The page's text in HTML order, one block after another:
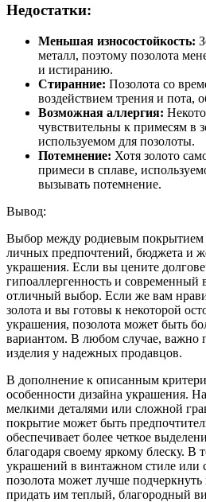
Недостатки:
Меньшая износостойкость:
металл, поэтому позолота
и истиранию.
Стиранние: Позолота со
воздействием трения и пота,
Возможная аллергия:
чувствительны к примесям в
используемом для позолоты.
Потемнение: Хотя золото
примеси в сплаве,
вызывать потемнение.
Вывод:
Выбор между родиевым покрытием
личных предпочтений, бюджета и
украшения. Если вы цените
гипоаллергенность и современный
отличный выбор. Если же вам
золота и вы готовы к некоторой
украшения, позолота может быть
вариантом. В любом случае, важно
изделия у надежных продавцов.
В дополнение к описанным
особенности дизайна украшения.
мелкими деталями или сложной
покрытие может быть
обеспечивает более четкое
благодаря своему яркому блеску. В
украшений в винтажном стиле или
позолота может лучше подчеркнуть
придать им теплый, благородный